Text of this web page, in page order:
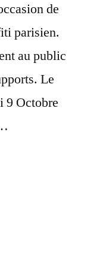
de
parisien.
au public
Le
9 Octobre